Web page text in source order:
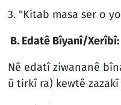
3. "Kitab masa ser o
B. Edatê Bîyanî/Xerîbî:
Nê edatî ziwananê
û tirkî ra) kewtê